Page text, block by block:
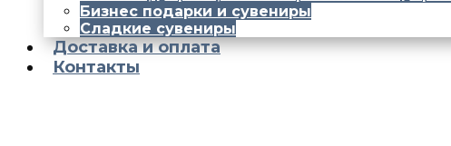
Бизнес подарки и сувениры
Сладкие сувениры
Доставка и оплата
Контакты